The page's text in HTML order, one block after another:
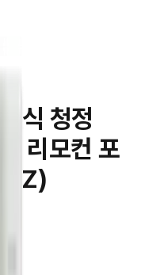
식 청정
리모컨 포